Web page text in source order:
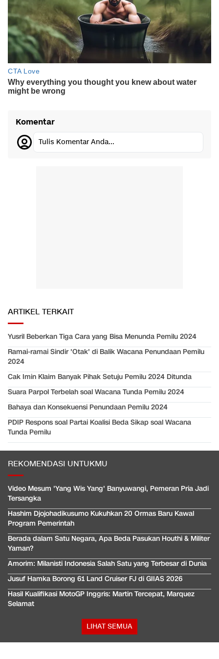
Komentar
Tulis Komentar Anda...
ARTIKEL TERKAIT
Yusril Beberkan Tiga Cara yang Bisa Menunda Pemilu 2024
Ramai-ramai Sindir 'Otak' di Balik Wacana Penundaan Pemilu
2024
Cak Imin Klaim Banyak Pihak Setuju Pemilu 2024 Ditunda
Suara Parpol Terbelah soal Wacana Tunda Pemilu 2024
Bahaya dan Konsekuensi Penundaan Pemilu 2024
PDIP Respons soal Partai Koalisi Beda Sikap soal Wacana
Tunda Pemilu
REKOMENDASI UNTUKMU
Video Mesum 'Yang Wis Yang' Banyuwangi, Pemeran Pria Jadi
Tersangka
Hashim Djojohadikusumo Kukuhkan 20 Ormas Baru Kawal
Program Pemerintah
Berada dalam Satu Negara, Apa Beda Pasukan Houthi & Militer
Yaman?
Amorim: Milanisti Indonesia Salah Satu yang Terbesar di Dunia
Jusuf Hamka Borong 61 Land Cruiser FJ di GIIAS 2026
Hasil Kualifikasi MotoGP Inggris: Martin Tercepat, Marquez
Selamat
LIHAT SEMUA